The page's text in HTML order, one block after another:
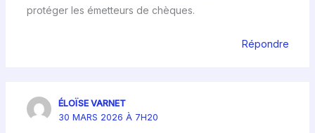
protéger les émetteurs de chèques.
Répondre
ÉLOÏSE VARNET
30 MARS 2026 À 7H20